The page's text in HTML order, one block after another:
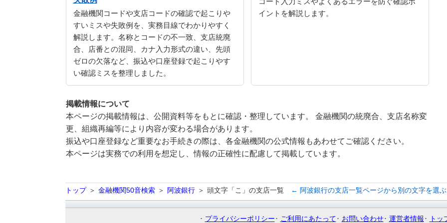
金融機関コードや支店コードの確認で起こりや
すいミスや失敗例を、実務目線でわかりやすく
解説します。名称とコードの不一致、支店統廃
合、店番との混同、カナ入力形式の違い、先頭
ゼロの欠落など、振込や口座登録で起こりやす
い確認ミスを整理しました。
イントを解説します。
掲載情報について
本ページの掲載情報は、公開資料等をもとに確認・整理しています。 金融機関の統廃合、支店名称変
更、組織再編等により内容が変わる場合があります。
振込や口座登録など重要なお手続きの際は、各金融機関の公式情報もあわせてご確認ください。
本ページは実務での利用を想定し、情報の正確性に配慮して掲載しています。
トップ 金融機関50音検索 阿波銀行 頭文字「こ」の支店一覧 ← 阿波銀行の支店一覧ページから別の文字を選ぶ
プライバシーポリシー ご利用にあたって お問い合わせ 運営者情報 トッ